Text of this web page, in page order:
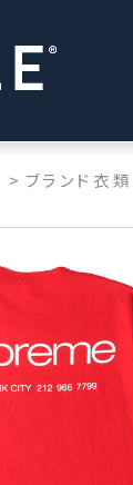
> ブランド衣類